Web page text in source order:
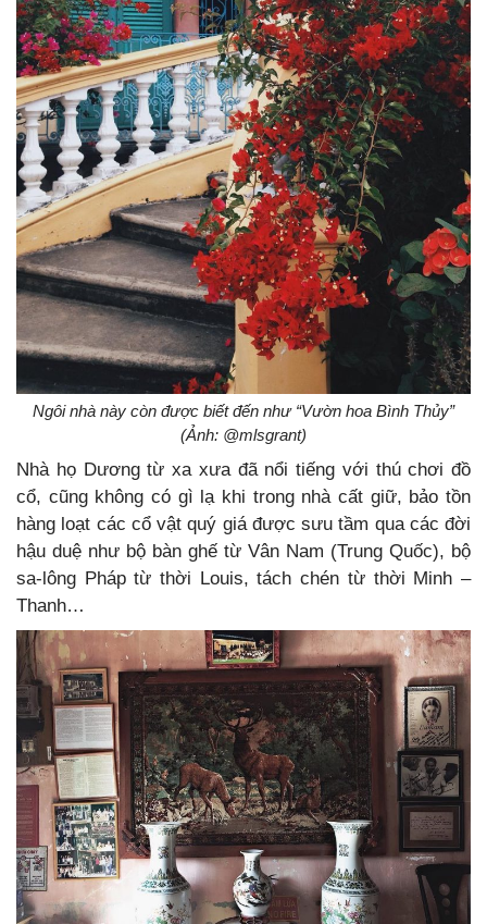
Ngôi nhà này còn được biết đến như “Vườn hoa Bình Thủy”
(Ảnh: @mlsgrant)
Nhà họ Dương từ xa xưa đã nổi tiếng với thú chơi đồ
cổ, cũng không có gì lạ khi trong nhà cất giữ, bảo tồn
hàng loạt các cổ vật quý giá được sưu tầm qua các đời
hậu duệ như bộ bàn ghế từ Vân Nam (Trung Quốc), bộ
sa-lông Pháp từ thời Louis, tách chén từ thời Minh –
Thanh…